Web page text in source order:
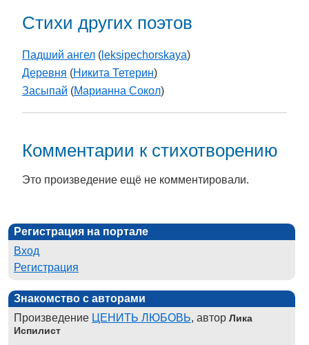
Стихи других поэтов
Падший ангел ( leksipechorskaya)
Деревня (Никита Тетерин)
Засыпай (Марианна Сокол)
Комментарии к стихотворению
Это произведение ещё не комментировали.
Регистрация на портале
Вход
Регистрация
Знакомство с авторами
Произведение ЦЕНИТЬ ЛЮБОВЬ, автор Лика
Испилист